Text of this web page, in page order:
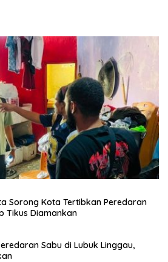
Sorong Kota Tertibkan Peredaran
Tikus Diamankan
Sabu di Lubuk Linggau,